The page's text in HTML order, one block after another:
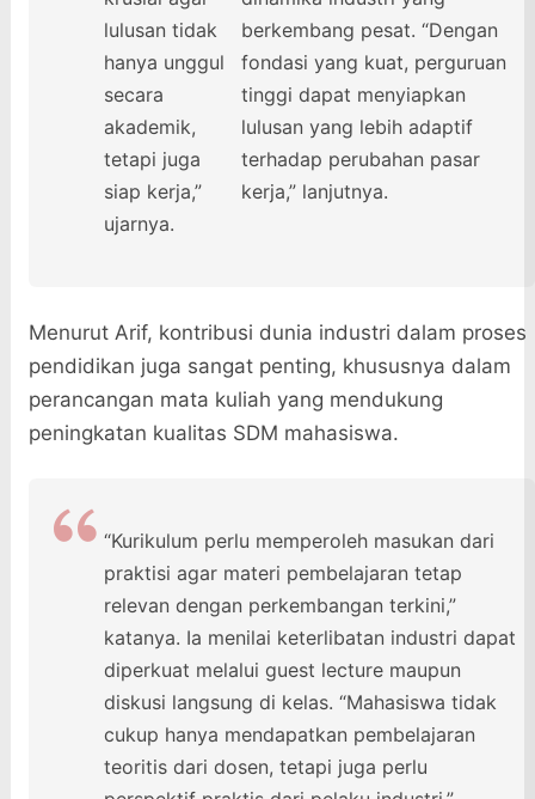
lulusan tidak
hanya unggul
secara
akademik,
tetapi juga
siap kerja,”
ujarnya.
berkembang pesat. “Dengan
fondasi yang kuat, perguruan
tinggi dapat menyiapkan
lulusan yang lebih adaptif
terhadap perubahan pasar
kerja,” lanjutnya.
Menurut Arif, kontribusi dunia industri dalam proses
pendidikan juga sangat penting, khususnya dalam
perancangan mata kuliah yang mendukung
peningkatan kualitas SDM mahasiswa.
“Kurikulum perlu memperoleh masukan dari
praktisi agar materi pembelajaran tetap
relevan dengan perkembangan terkini,”
katanya. Ia menilai keterlibatan industri dapat
diperkuat melalui guest lecture maupun
diskusi langsung di kelas. “Mahasiswa tidak
cukup hanya mendapatkan pembelajaran
teoritis dari dosen, tetapi juga perlu